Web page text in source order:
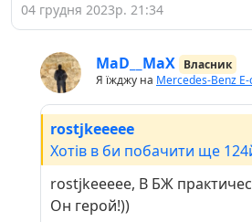
04 грудня 2023р. 21:34
MaD__MaX Власник
Я їжджу на Mercedes-Benz
rostjkeeeee
Хотів в би побачити ще
rostjkeeeee, В БЖ
Он герой!))